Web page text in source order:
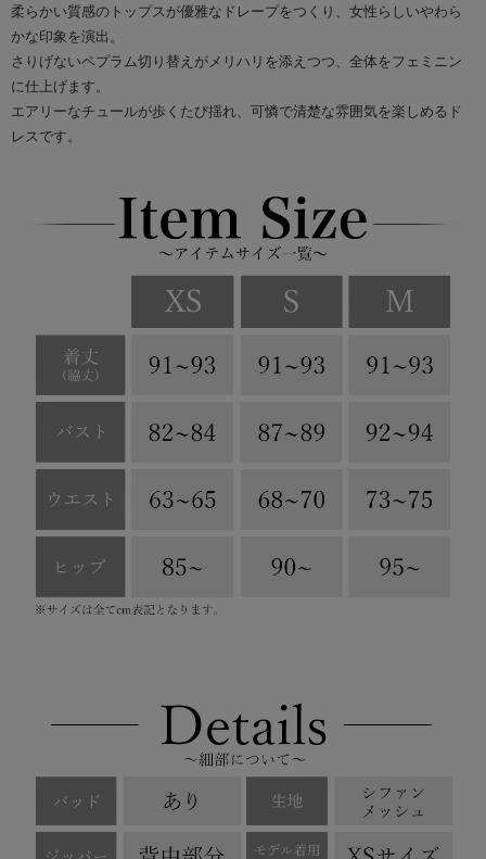
柔らかい質感のトップスが優雅なドレープをつくり、女性らしいやわら
かな印象を演出。
さりげないペプラム切り替えがメリハリを添えつつ、全体をフェミニン
に仕上げます。
エアリーなチュールが歩くたび揺れ、可憐で清楚な雰囲気を楽しめるド
レスです。